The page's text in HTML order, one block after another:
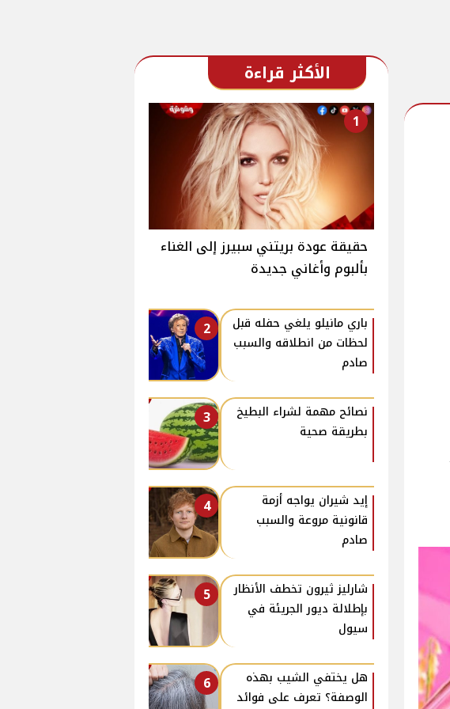
الأكثر قراءة
1
حقيقة عودة بريتني سبيرز إلى الغناء
بألبوم وأغاني جديدة
2
باري مانيلو يلغي حفله قبل
لحظات من انطلاقه والسبب
صادم
3
نصائح مهمة لشراء البطيخ
بطريقة صحية
4
إيد شيران يواجه أزمة
قانونية مروعة والسبب
صادم
5
شارليز ثيرون تخطف الأنظار
بإطلالة ديور الجريئة في
سيول
6
هل يختفي الشيب بهذه
الوصفة؟ تعرف على فوائد